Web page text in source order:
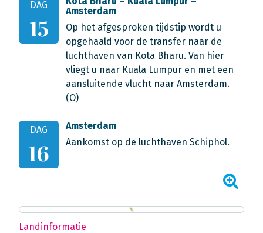
DAG
15
Amsterdam
Op het afgesproken tijdstip wordt u
opgehaald voor de transfer naar de
luchthaven van Kota Bharu. Van hier
vliegt u naar Kuala Lumpur en met een
aansluitende vlucht naar Amsterdam.
(O)
DAG
16
Amsterdam
Aankomst op de luchthaven Schiphol.
Landinformatie